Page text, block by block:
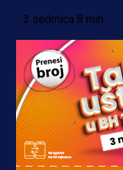
3 sedmica 8 min